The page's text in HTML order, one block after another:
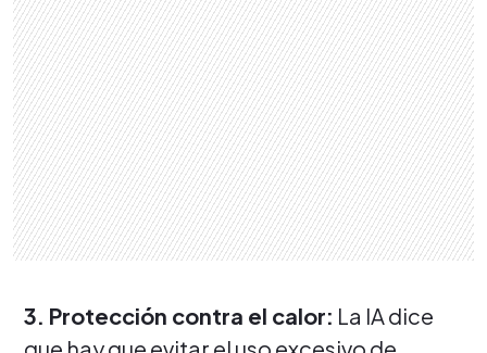
3. Protección contra el calor: La IA dice